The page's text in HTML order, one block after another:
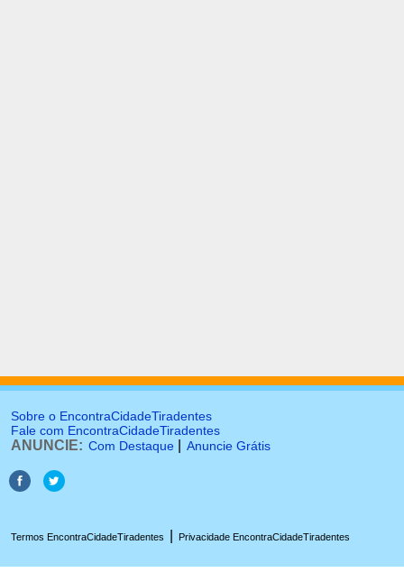
Sobre o EncontraCidadeTiradentes
Fale com EncontraCidadeTiradentes
ANUNCIE: Com Destaque Anuncie Grátis
Termos EncontraCidadeTiradentes Privacidade EncontraCidadeTiradentes